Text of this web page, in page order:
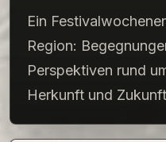
Ein
Region:
Perspektiven rund
Herkunft und